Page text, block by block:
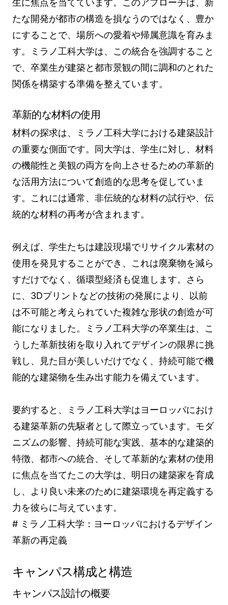
たな開発が都市の構造を損なうのではなく、豊か
にすることで、場所への愛着や帰属意識を育みま
す。ミラノ工科大学は、この統合を強調すること
で、卒業生が建築と都市景観の間に調和のとれた
関係を構築する準備を整えています。
革新的な材料の使用
材料の探求は、ミラノ工科大学における建築設計
の重要な側面です。同大学は、学生に対し、材料
の機能性と美観の両方を向上させるための革新的
な活用方法について創造的な思考を促していま
す。これには通常、非伝統的な材料の試行や、伝
統的な材料の再考が含まれます。
例えば、学生たちは建設現場でリサイクル素材の
使用を発見することができ、これは廃棄物を減ら
すだけでなく、循環型経済も促進します。さら
に、3Dプリントなどの技術の発展により、以前
は不可能と考えられていた複雑な形状の創造が可
能になりました。ミラノ工科大学の卒業生は、こ
うした革新技術を取り入れてデザインの限界に挑
戦し、見た目が美しいだけでなく、持続可能で機
能的な建築物を生み出す能力を備えています。
要約すると、ミラノ工科大学はヨーロッパにおけ
る建築革新の先駆者として際立っています。モダ
ニズムの影響、持続可能な実践、基本的な建築的
特徴、都市への統合、そして革新的な素材の使用
に焦点を当てたこの大学は、明日の建築家を育成
し、より良い未来のために建築環境を再定義する
力を彼らに与えています。
# ミラノ工科大学：ヨーロッパにおけるデザイン
革新の再定義
キャンパス構成と構造
キャンパス設計の概要